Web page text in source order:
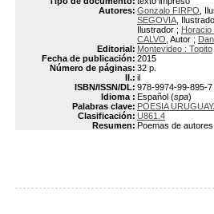
Autores: Gonzalo FIRPO ,
SEGOVIA ,
Ilustrador ; Horacio
CALVO , Autor ;
Editorial: Montevideo : Topito
Fecha de publicación: 2015
Número de páginas: 32 p.
Il.: il
ISBN/ISSN/DL: 978-9974-99-895-7
Idioma : Español (spa)
Palabras clave: POESIA
Clasificación: U861.4
Resumen: Poemas de